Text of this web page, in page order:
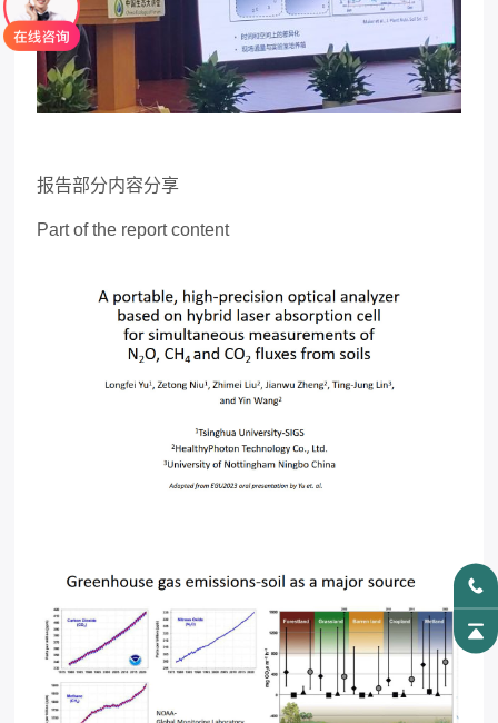
报告部分内容分享
Part of the report content